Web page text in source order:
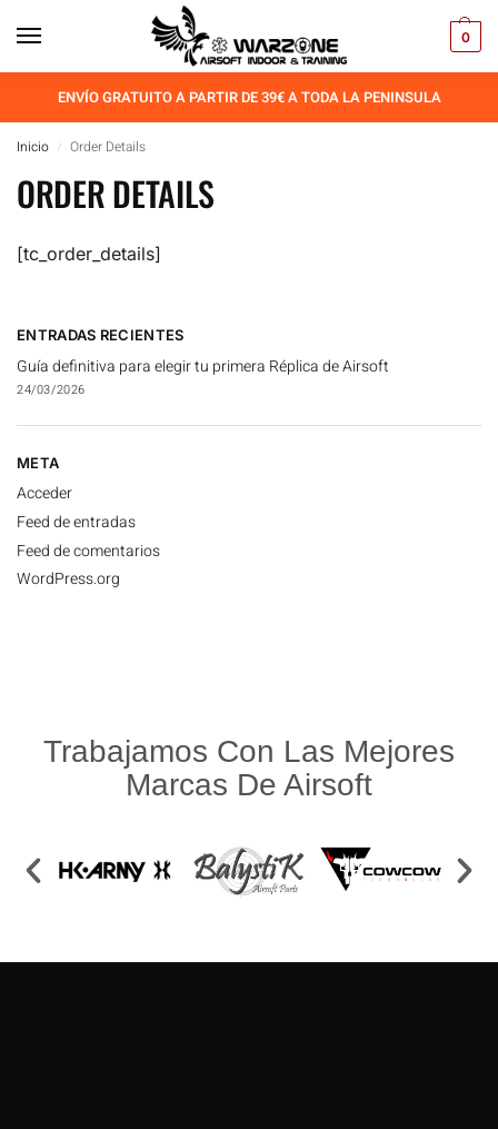
0
ENVÍO GRATUITO A PARTIR DE 39€ A TODA LA PENINSULA
Inicio / Order Details
ORDER DETAILS
[tc_order_details]
ENTRADAS RECIENTES
Guía definitiva para elegir tu primera Réplica de Airsoft
24/03/2026
META
Acceder
Feed de entradas
Feed de comentarios
WordPress.org
Trabajamos Con Las Mejores
Marcas De Airsoft